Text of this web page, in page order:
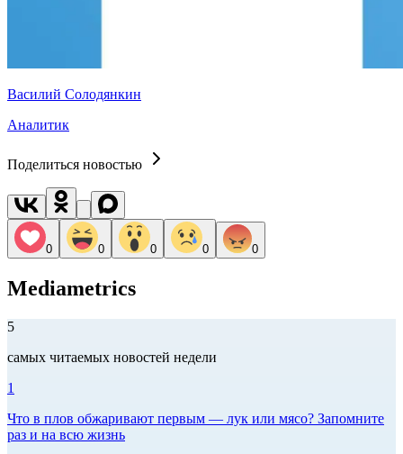
Василий Солодянкин
Аналитик
Поделиться новостью
0 0 0 0 0
Mediametrics
5
самых читаемых новостей недели
1
Что в плов обжаривают первым — лук или мясо? Запомните
раз и на всю жизнь